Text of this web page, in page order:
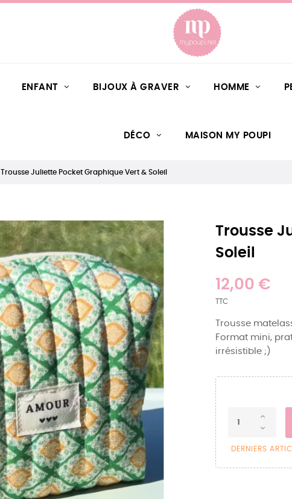
ENFANT BIJOUX À GRAVER HOMME
DÉCO MAISON MY POUPI
Trousse Juliette Pocket Graphique Vert & Soleil
Trousse
Soleil
12,00 €
TTC
Trousse
Format mini,
irrésistible ;)
DERNIERS